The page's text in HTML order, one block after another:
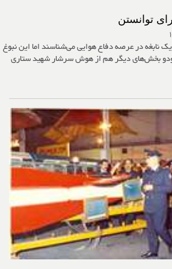
توانستن
نابغه در عرصه دفاع هوایی می‌شناسند اما این نبوغ
بخش‌های دیگر هم از هوش سرشار شهید ستاری